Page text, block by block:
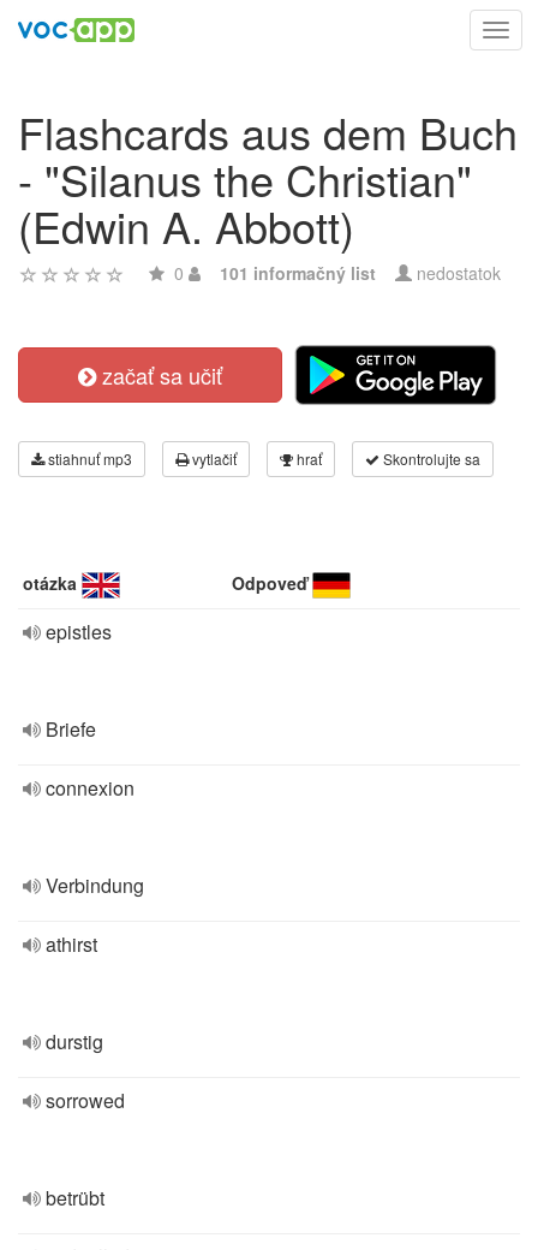
Flashcards aus dem Buch
- "Silanus the Christian"
(Edwin A. Abbott)
0 101 informačný list nedostatok
začať sa učiť
stiahnuť mp3 vytlačiť hrať Skontrolujte sa
otázka Odpoveď
epistles
Briefe
connexion
Verbindung
athirst
durstig
sorrowed
betrübt